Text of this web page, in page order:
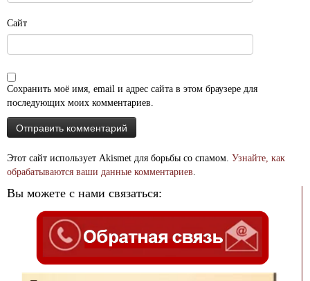
Сайт
Сохранить моё имя, email и адрес сайта в этом браузере для
последующих моих комментариев.
Этот сайт использует Akismet для борьбы со спамом. Узнайте, как
обрабатываются ваши данные комментариев.
Вы можете с нами связаться: